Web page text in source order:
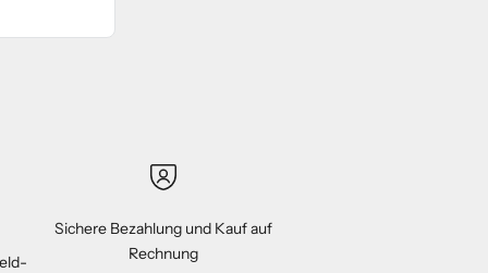
Sichere Bezahlung und Kauf auf
Rechnung